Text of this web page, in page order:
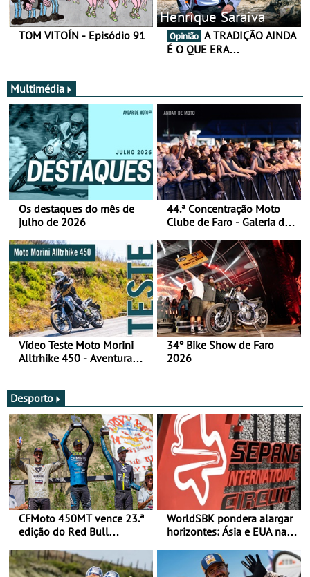
TOM VITOÍN - Episódio 91
Henrique Saraiva
Opinião
É O QUE ERA…
Multimédia
Os destaques do mês de
julho de 2026
44.ª Concentração Moto
Clube de Faro - Galeria de
Vídeo Teste Moto Morini
Alltrhike 450 - Aventura
34º Bike Show de Faro
2026
Desporto
CFMoto 450MT vence 23.ª
edição do Red Bull
Categorias Adventure -
Vitória na Ultimate, Core e
WorldSBK pondera alargar
horizontes: Ásia e EUA na